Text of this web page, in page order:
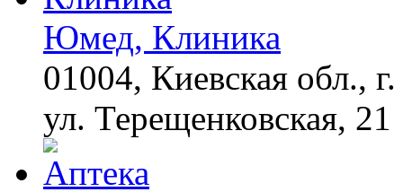
Юмед, Клиника
01004, Киевская обл.,
ул. Терещенковская, 21